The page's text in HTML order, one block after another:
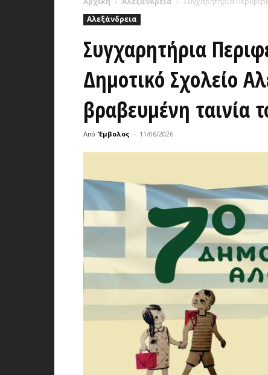
Αλεξάνδρεια
Συγχαρητήρια
Δημοτικό Σχολείο
βραβευμένη ταινία
Από Έμβολος - 11/06/2026